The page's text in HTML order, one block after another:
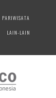
PARIWISATA
LAIN-LAIN